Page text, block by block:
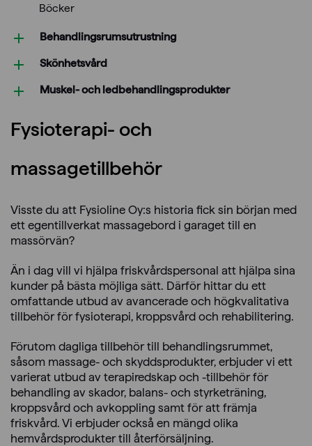
Böcker
Behandlings­rumsutrustning
Skönhetsvård
Muskel- och ledbehandlings­produkter
Fysioterapi- och
massagetillbehör
Visste du att Fysioline Oy:s historia fick sin början med
ett egentillverkat massagebord i garaget till en
massörvän?
Än i dag vill vi hjälpa friskvårdspersonal att hjälpa sina
kunder på bästa möjliga sätt. Därför hittar du ett
omfattande utbud av avancerade och högkvalitativa
tillbehör för fysioterapi, kroppsvård och rehabilitering.
Förutom dagliga tillbehör till behandlingsrummet,
såsom massage- och skyddsprodukter, erbjuder vi ett
varierat utbud av terapiredskap och -tillbehör för
behandling av skador, balans- och styrketräning,
kroppsvård och avkoppling samt för att främja
friskvård. Vi erbjuder också en mängd olika
hemvårdsprodukter till återförsäljning.